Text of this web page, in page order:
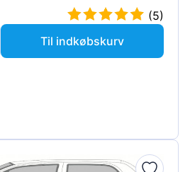
(5)
Til indkøbskurv